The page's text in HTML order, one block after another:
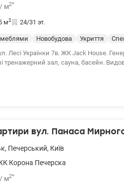
/ м2*
м2 24/31 эт.
Новобудова Укриття
Лесі Українки 7в. ЖК Jack House.
тренажерний зал, сауна, басейн.
вул. Панаса
, Печерський, Київ
Корона Печерска
/ м2*